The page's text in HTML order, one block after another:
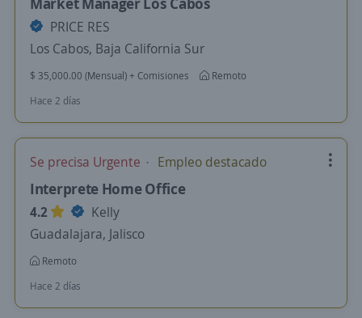
PRICE RES
Los Cabos, Baja California Sur
$ 35,000.00 (Mensual) + Comisiones
Remoto
Hace 2 días
Se precisa Urgente Empleo destacado
Interprete Home Office
4.2
Kelly
Guadalajara, Jalisco
Remoto
Hace 2 días